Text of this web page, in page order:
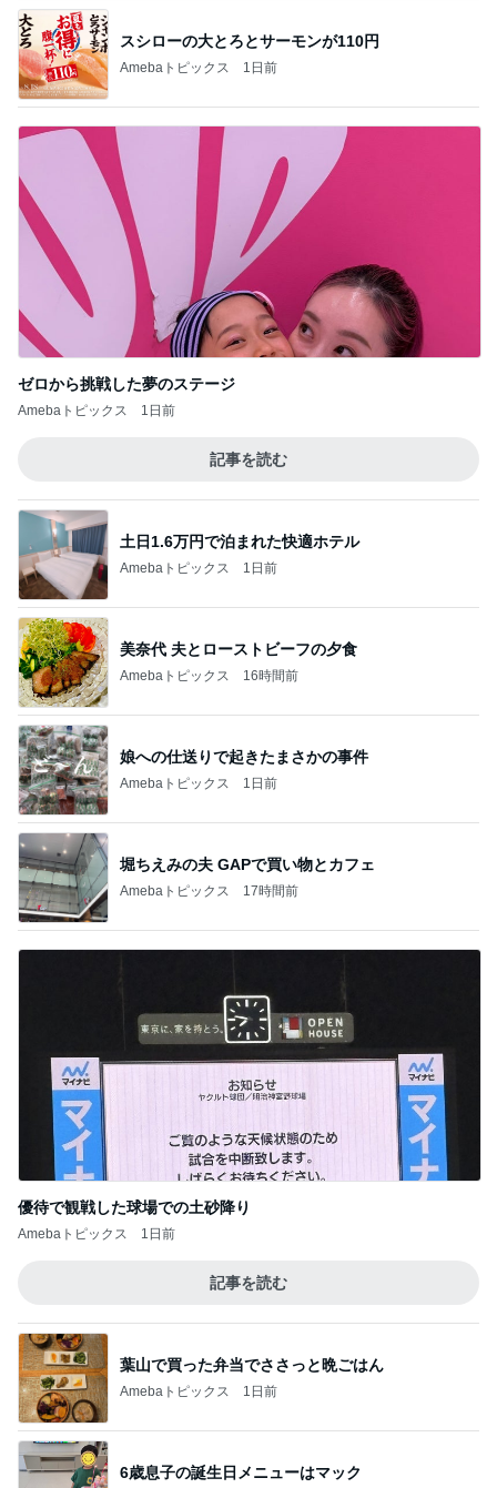
スシローの大とろとサーモンが110円
Amebaトピックス 1日前
ゼロから挑戦した夢のステージ
Amebaトピックス 1日前
記事を読む
土日1.6万円で泊まれた快適ホテル
Amebaトピックス 1日前
美奈代 夫とローストビーフの夕食
Amebaトピックス 16時間前
娘への仕送りで起きたまさかの事件
Amebaトピックス 1日前
堀ちえみの夫 GAPで買い物とカフェ
Amebaトピックス 17時間前
優待で観戦した球場での土砂降り
Amebaトピックス 1日前
記事を読む
葉山で買った弁当でささっと晩ごはん
Amebaトピックス 1日前
6歳息子の誕生日メニューはマック